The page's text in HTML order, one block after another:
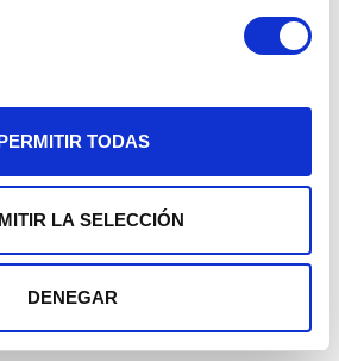
TODAS
LA SELECCIÓN
DENEGAR